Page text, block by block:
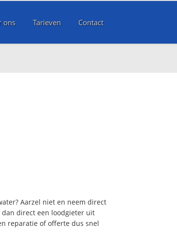
ons Tarieven Contact
Aarzel niet en neem direct
dan direct een loodgieter uit
reparatie of offerte dus snel